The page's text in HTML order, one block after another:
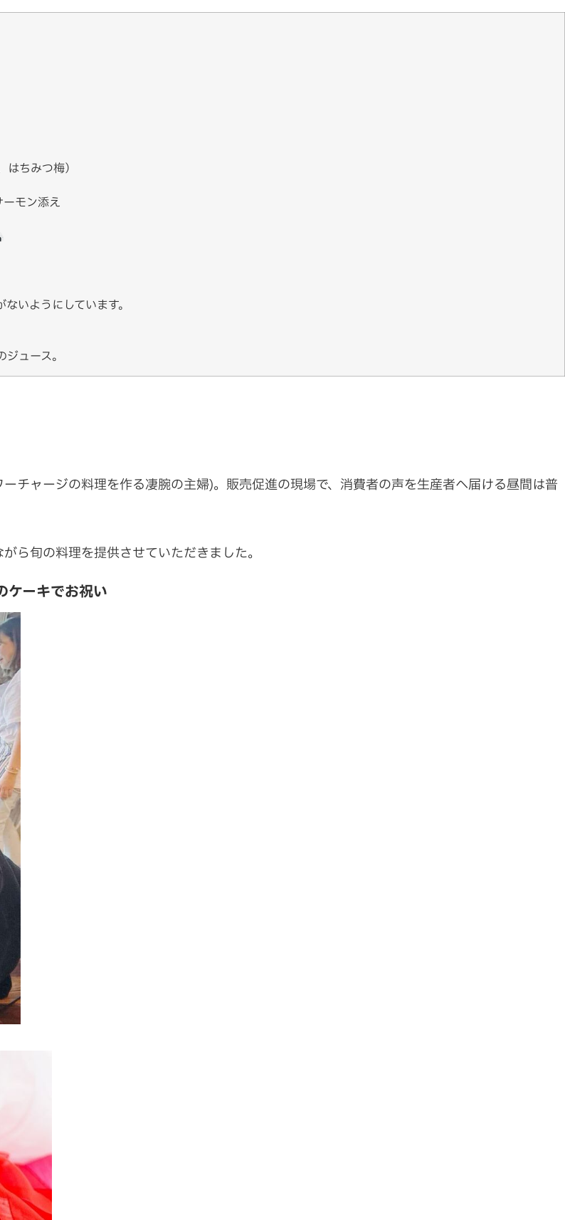
ちみつ梅）
モン添え
いようにしています。
ュース。
チャージの料理を作る凄腕の主婦)。販売促進の現場で、消費者の声を生産者へ届ける昼間は普
ら旬の料理を提供させていただきました。
ケーキでお祝い